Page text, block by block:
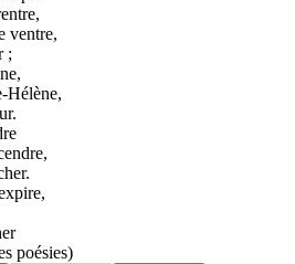
ventre,
;
Hélène,
poésies)